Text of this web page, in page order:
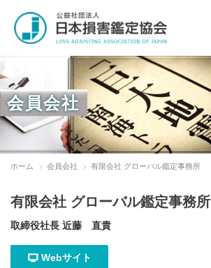
活動目的
諸規程
フォーラムの開催
会員会社
ホーム 会員会社 有限会社 グローバル鑑定事務所
有限会社 グローバル鑑定事務所
Webサイト
取締役社長 近藤 直貴